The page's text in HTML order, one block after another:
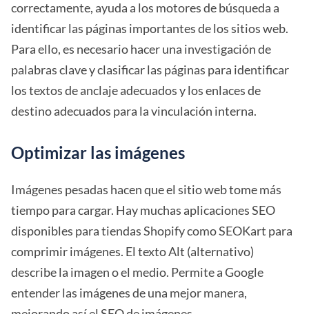
correctamente, ayuda a los motores de búsqueda a
identificar las páginas importantes de los sitios web.
Para ello, es necesario hacer una investigación de
palabras clave y clasificar las páginas para identificar
los textos de anclaje adecuados y los enlaces de
destino adecuados para la vinculación interna.
Optimizar las imágenes
Imágenes pesadas hacen que el sitio web tome más
tiempo para cargar. Hay muchas aplicaciones SEO
disponibles para tiendas Shopify como SEOKart para
comprimir imágenes. El texto Alt (alternativo)
describe la imagen o el medio. Permite a Google
entender las imágenes de una mejor manera,